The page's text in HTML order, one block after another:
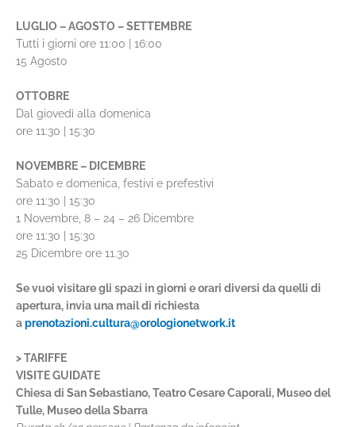
LUGLIO – AGOSTO – SETTEMBRE
Tutti i giorni ore 11:00 | 16:00
15 Agosto
OTTOBRE
Dal giovedì alla domenica
ore 11:30 | 15:30
NOVEMBRE – DICEMBRE
Sabato e domenica, festivi e prefestivi
ore 11:30 | 15:30
1 Novembre, 8 – 24 – 26 Dicembre
ore 11:30 | 15:30
25 Dicembre ore 11.30
Se vuoi visitare gli spazi in giorni e orari diversi da quelli di
apertura, invia una mail di richiesta
aprenotazioni.cultura@orologionetwork.it
> TARIFFE
VISITE GUIDATE
Chiesa di San Sebastiano, Teatro Cesare Caporali, Museo del
Tulle, Museo della Sbarra